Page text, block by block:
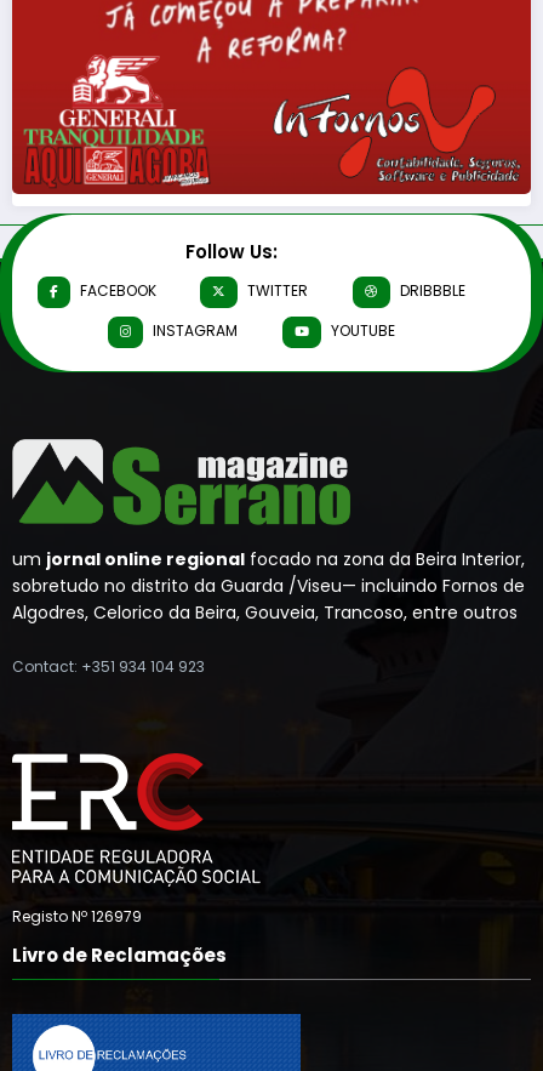
Follow Us:
FACEBOOK TWITTER
DRIBBBLE
INSTAGRAM
YOUTUBE
um jornal online regional focado na zona da Beira Interior,
sobretudo no distrito da Guarda /Viseu— incluindo Fornos de
Algodres, Celorico da Beira, Gouveia, Trancoso, entre outros
Contact: +351 934 104 923
Registo Nº 126979
Livro de Reclamações